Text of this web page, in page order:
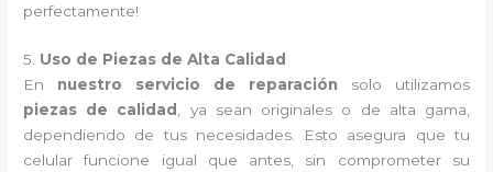
perfectamente!
5. Uso de Piezas de Alta Calidad
En nuestro servicio de reparación solo utilizamos
piezas de calidad , ya sean originales o de alta gama,
dependiendo de tus necesidades. Esto asegura que tu
celular funcione igual que antes, sin comprometer su